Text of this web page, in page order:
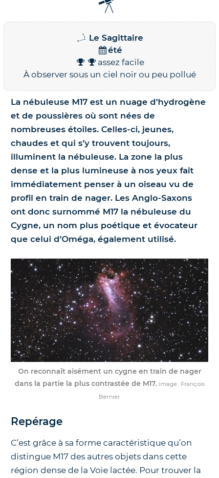
Science et exploration spatiale
Le coin des enfants
Le Sagittaire
été
assez facile
À observer sous un ciel noir ou peu pollué
La nébuleuse M17 est un nuage d’hydrogène
et de poussières où sont nées de
nombreuses étoiles. Celles-ci, jeunes,
chaudes et qui s’y trouvent toujours,
illuminent la nébuleuse. La zone la plus
dense et la plus lumineuse à nos yeux fait
immédiatement penser à un oiseau vu de
profil en train de nager. Les Anglo-Saxons
ont donc surnommé M17 la nébuleuse du
Cygne, un nom plus poétique et évocateur
que celui d’Oméga, également utilisé.
On reconnaît aisément un cygne en train de nager
dans la partie la plus contrastée de M17.Image : François
Bernier
Repérage
C’est grâce à sa forme caractéristique qu’on
distingue M17 des autres objets dans cette
région dense de la Voie lactée. Pour trouver la